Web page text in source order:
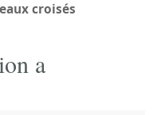
croisés
a